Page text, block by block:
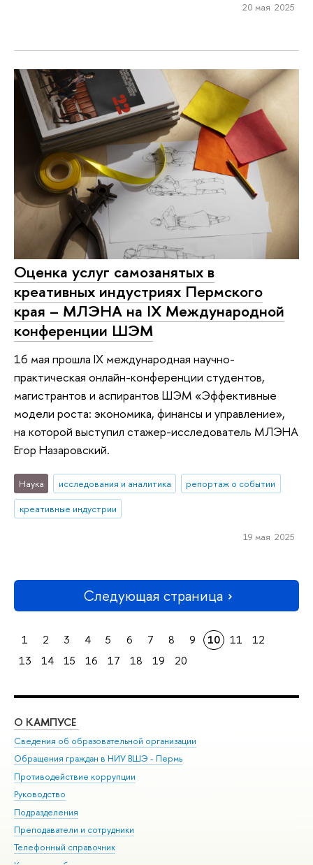
20 мая 2025
Оценка услуг самозанятых в
креативных индустриях Пермского
края – МЛЭНА на IX Международной
конференции ШЭМ
16 мая прошла IX международная научно-
практическая онлайн-конференции студентов,
магистрантов и аспирантов ШЭМ «Эффективные
модели роста: экономика, финансы и управление»,
на которой выступил стажер-исследователь МЛЭНА
Егор Назаровский.
Наука исследования и аналитика
репортаж о событии
креативные индустрии
19 мая 2025
Следующая страница
1 2 3 4 5 6 7 8 9 10 11
12
13
14 15 16 17 18 19 20
О КАМПУСЕ
Сведения об образовательной организации
Обращения граждан в НИУ ВШЭ - Пермь
Противодействие коррупции
Руководство
Подразделения
Преподаватели и сотрудники
Телефонный справочник